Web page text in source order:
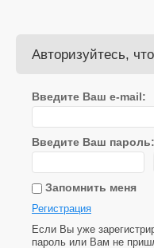
Авторизуйтесь,
Введите Ваш e-mail:
Введите Ваш пароль:
Запомнить меня
Регистрация
Если Вы уже
пароль или Вам не